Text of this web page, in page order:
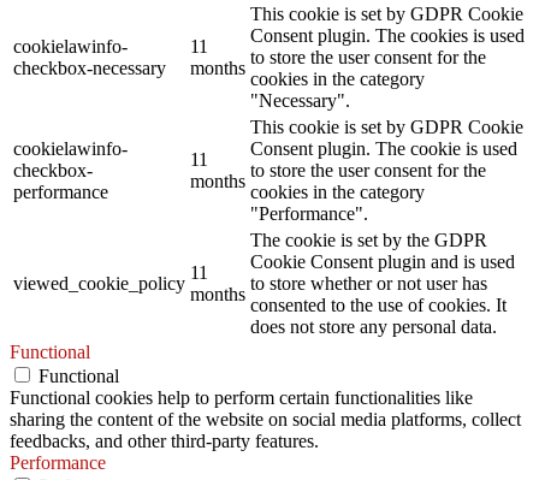
cookielawinfo-
checkbox-necessary
11
months
This cookie is set by GDPR Cookie
Consent plugin. The cookies is used
to store the user consent for the
cookies in the category
"Necessary".
cookielawinfo-
checkbox-
performance
11
months
This cookie is set by GDPR Cookie
Consent plugin. The cookie is used
to store the user consent for the
cookies in the category
"Performance".
viewed_cookie_policy
11
months
The cookie is set by the GDPR
Cookie Consent plugin and is used
to store whether or not user has
consented to the use of cookies. It
does not store any personal data.
Functional
Functional
Functional cookies help to perform certain functionalities like
sharing the content of the website on social media platforms, collect
feedbacks, and other third-party features.
Performance